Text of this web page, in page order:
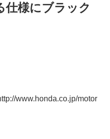
仕様にブラック
www.honda.co.jp/motor